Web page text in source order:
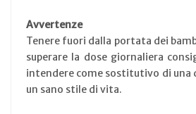
Avvertenze
Tenere fuori dalla portata dei
superare la dose giornaliera
intendere come sostitutivo di una
un sano stile di vita.